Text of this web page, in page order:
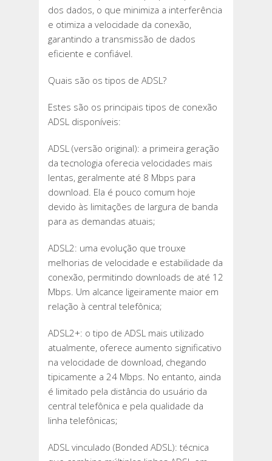
dos dados, o que minimiza a interferência
e otimiza a velocidade da conexão,
garantindo a transmissão de dados
eficiente e confiável.
Quais são os tipos de ADSL?
Estes são os principais tipos de conexão
ADSL disponíveis:
ADSL (versão original): a primeira geração
da tecnologia oferecia velocidades mais
lentas, geralmente até 8 Mbps para
download. Ela é pouco comum hoje
devido às limitações de largura de banda
para as demandas atuais;
ADSL2: uma evolução que trouxe
melhorias de velocidade e estabilidade da
conexão, permitindo downloads de até 12
Mbps. Um alcance ligeiramente maior em
relação à central telefônica;
ADSL2+: o tipo de ADSL mais utilizado
atualmente, oferece aumento significativo
na velocidade de download, chegando
tipicamente a 24 Mbps. No entanto, ainda
é limitado pela distância do usuário da
central telefônica e pela qualidade da
linha telefônicas;
ADSL vinculado (Bonded ADSL): técnica